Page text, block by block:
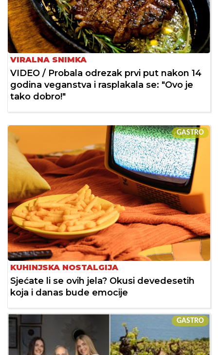
VIRALNA SNIMKA
VIDEO / Probala odrezak prvi put nakon 14
godina veganstva i rasplakala se: "Ovo je
tako dobro!"
GASTRO
KUHINJSKA NOSTALGIJA
Sjećate li se ovih jela? Okusi devedesetih
koja i danas bude emocije
GASTRO